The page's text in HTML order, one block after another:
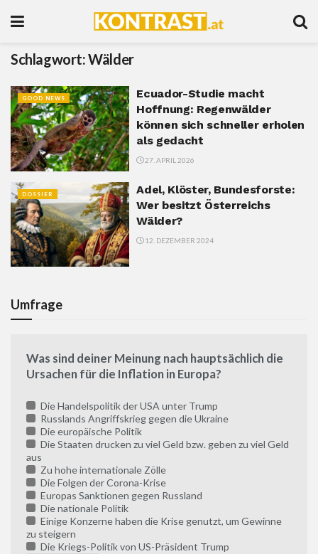
Schlagwort:Wälder
GOOD NEWS
Ecuador-Studie macht
Hoffnung: Regenwälder
können sich schneller erholen
als gedacht
27. APRIL 2026
DOSSIER
Adel, Klöster, Bundesforste:
Wer besitzt Österreichs
Wälder?
12. DEZEMBER 2024
Umfrage
Was sind deiner Meinung nach hauptsächlich die
Ursachen für die Inflation in Europa?
Die Handelspolitik der USA unter Trump
Russlands Angriffskrieg gegen die Ukraine
Die europäische Politik
Die Staaten drucken zu viel Geld bzw. geben zu viel Geld
aus
Zu hohe internationale Zölle
Die Folgen der Corona-Krise
Europas Sanktionen gegen Russland
Die nationale Politik
Einige Konzerne haben die Krise genutzt, um Gewinne
zu steigern
Die Kriegs-Politik von US-Präsident Trump